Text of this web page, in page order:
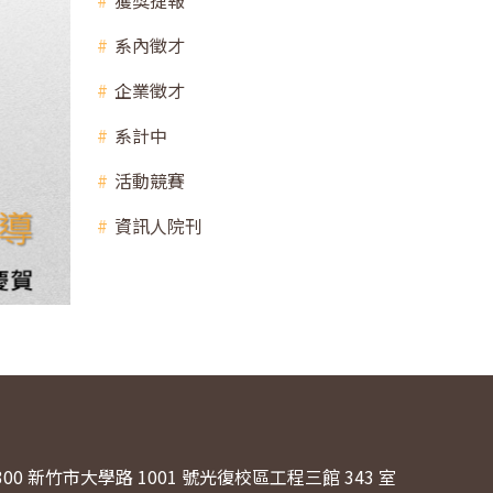
系內徵才
企業徵才
系計中
活動競賽
資訊人院刊
新竹市大學路 1001 號光復校區工程三館 343 室